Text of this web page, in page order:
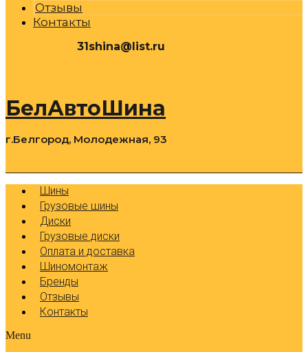
Отзывы
Контакты
31shina@list.ru
БелАвтоШина
г.Белгород, Молодежная, 93
Шины
Грузовые шины
Диски
Грузовые диски
Оплата и доставка
Шиномонтаж
Бренды
Отзывы
Контакты
Menu